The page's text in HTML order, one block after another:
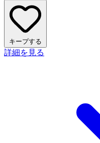
キープする
詳細を見る